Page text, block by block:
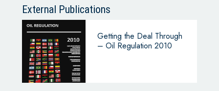
External Publications
Getting the Deal Through
– Oil Regulation 2010